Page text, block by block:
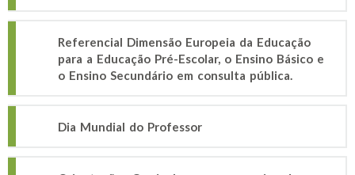
Referencial Dimensão Europeia da Educação
para a Educação Pré-Escolar, o Ensino Básico e
o Ensino Secundário em consulta pública.
Dia Mundial do Professor